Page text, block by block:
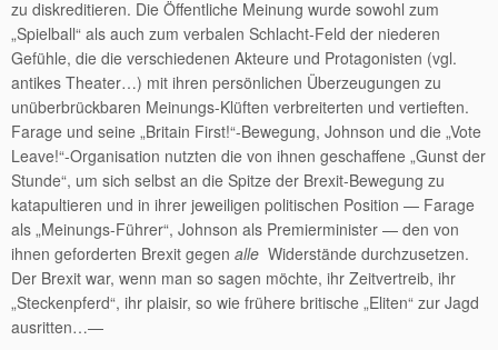
zu diskreditieren. Die Öffentliche Meinung wurde sowohl zum
„Spielball“ als auch zum verbalen Schlacht-Feld der niederen
Gefühle, die die verschiedenen Akteure und Protagonisten (vgl.
antikes Theater…) mit ihren persönlichen Überzeugungen zu
unüberbrückbaren Meinungs-Klüften verbreiterten und vertieften.
Farage und seine „Britain First!“-Bewegung, Johnson und die „Vote
Leave!“-Organisation nutzten die von ihnen geschaffene „Gunst der
Stunde“, um sich selbst an die Spitze der Brexit-Bewegung zu
katapultieren und in ihrer jeweiligen politischen Position — Farage
als „Meinungs-Führer“, Johnson als Premierminister — den von
ihnen geforderten Brexit gegen alle Widerstände durchzusetzen.
Der Brexit war, wenn man so sagen möchte, ihr Zeitvertreib, ihr
„Steckenpferd“, ihr plaisir, so wie frühere britische „Eliten“ zur Jagd
ausritten…—